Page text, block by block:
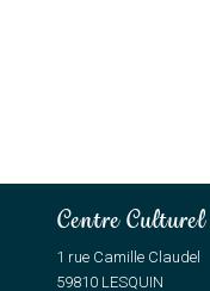
Centre
1 rue Camille Claudel
59810 LESQUIN